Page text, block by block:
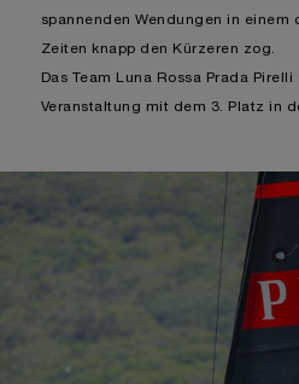
spannenden Wendungen in einem
Zeiten knapp den Kürzeren zog.
Das Team Luna Rossa Prada
Veranstaltung mit dem 3. Platz in